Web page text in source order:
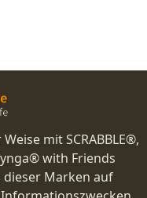
mit SCRABBLE®,
with Friends
Marken auf